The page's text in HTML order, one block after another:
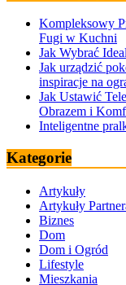
Kompleksowy
Fugi w Kuchni
Jak Wybrać
Jak urządzić
inspiracje na
Jak Ustawić
Obrazem i
Inteligentne
Kategorie
Artykuły
Artykuły
Biznes
Dom
Dom i Ogród
Lifestyle
Mieszkania